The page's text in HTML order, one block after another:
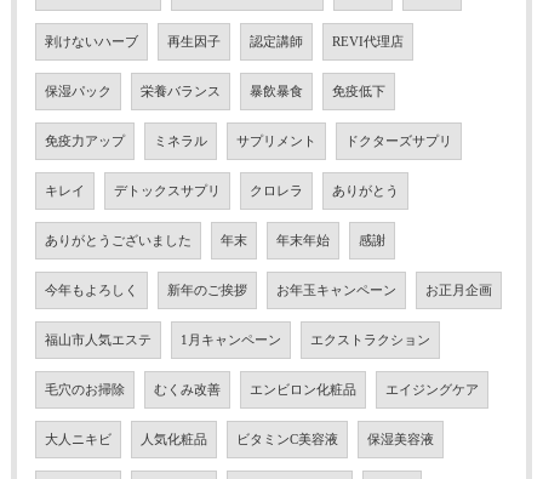
剥けないハーブ 再生因子 認定講師 REVI代理店
保湿パック 栄養バランス 暴飲暴食 免疫低下
免疫力アップ ミネラル サプリメント ドクターズサプリ
キレイ デトックスサプリ クロレラ ありがとう
ありがとうございました 年末 年末年始 感謝
今年もよろしく 新年のご挨拶 お年玉キャンペーン お正月企画
福山市人気エステ 1月キャンペーン エクストラクション
毛穴のお掃除 むくみ改善 エンビロン化粧品 エイジングケア
大人ニキビ 人気化粧品 ビタミンC美容液 保湿美容液